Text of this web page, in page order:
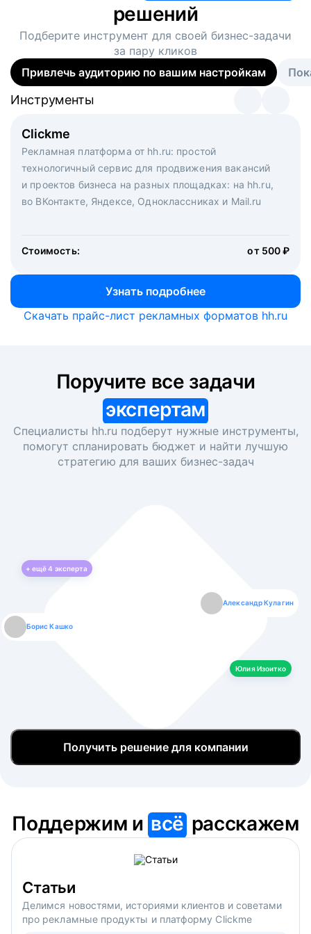
решений
Подберите инструмент для своей бизнес-задачи
за пару кликов
Привлечь аудиторию по вашим настройкам
Clickme
Рекламная платформа от hh.ru: простой
технологичный сервис для продвижения вакансий
и проектов бизнеса на разных площадках: на hh.ru,
во ВКонтакте, Яндексе, Одноклассниках и Mail.ru
Стоимость: от 500 ₽
Узнать подробнее
Инструменты
Вакансия дня
Рекламный формат для вакансий на главной странице
hh.ru. Увеличивает количество откликов
Инструменты
Массовый подбор под ключ. Решите, сколько
кандидатов и когда вам нужно, и за дело возьмутся
маркетологи, рекрутеры и проектные менеджеры
hh.ru с целым набором digital-инструментов
Инструменты
Скачать прайс-лист рекламных форматов hh.ru
экспертам
Специалисты hh.ru подберут нужные инструменты,
помогут спланировать бюджет и найти лучшую
стратегию для ваших бизнес-задач
+ ещё4 эксперта
Борис Кашко
Александр Кулагин
Юлия Изоитко
Юлия Изоитко
Даниил Макаров
Александр Кулагин
Екатерина Лазаренко
Даниил Макаров
Борис Кашко
Екатерина Лазаренко
Юлия Изоитко
Получить решение для компании
Поддержим ивсё расскажем
Статьи
Делимся новостями, историями клиентов и советами
про рекламные продукты и платформу Clickme